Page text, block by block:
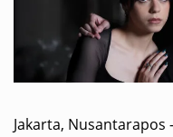
Jakarta,